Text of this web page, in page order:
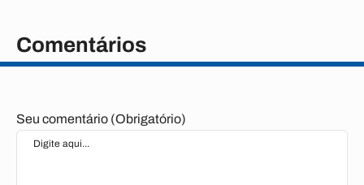
Comentários
Seu comentário (Obrigatório)